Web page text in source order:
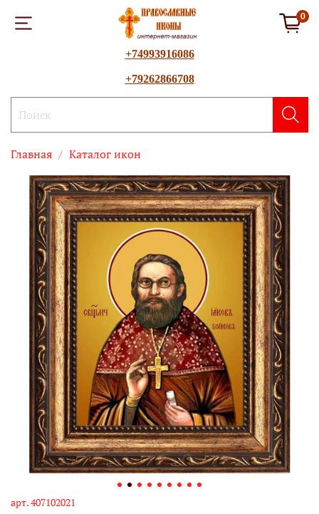
0
+74993916086
+79262866708
Главная Каталог икон
арт.407102021